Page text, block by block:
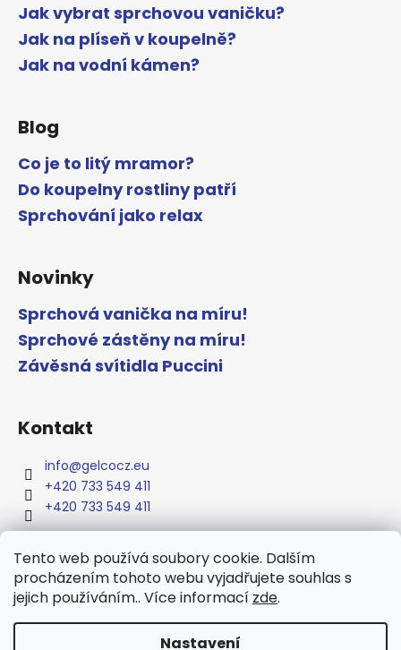
Tento web používá soubory cookie. Dalším
procházením tohoto webu vyjadřujete souhlas s
jejich používáním.. Více informací zde.
Nastavení
Jak vybrat sprchovou vaničku?
Jak na plíseň v koupelně?
Jak na vodní kámen?
Blog
Co je to litý mramor?
Do koupelny rostliny patří
Sprchování jako relax
Novinky
Sprchová vanička na míru!
Sprchové zástěny na míru!
Závěsná svítidla Puccini
Kontakt
info@gelcocz.eu
+420 733 549 411
+420 733 549 411
www.gelcocz.eu